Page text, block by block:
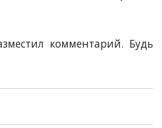
комментарий. Будь